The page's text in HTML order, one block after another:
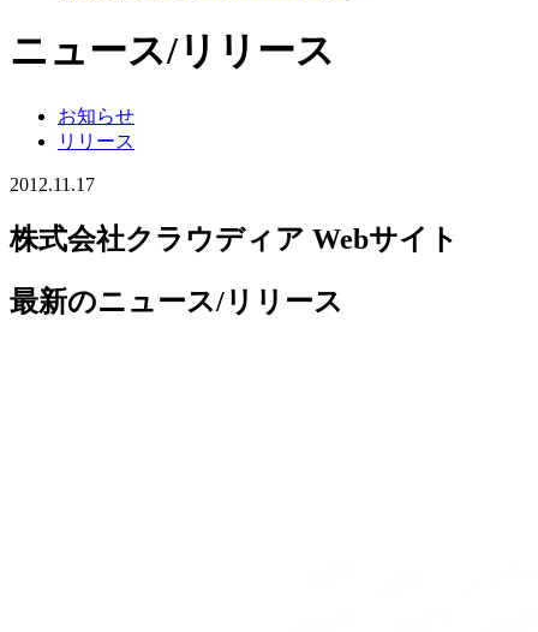
ニュース/リリース
お知らせ
リリース
2012.11.17
株式会社クラウディア Webサイト
最新のニュース/リリース